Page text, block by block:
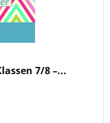
7/8 –...